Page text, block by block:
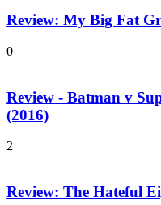
Review: My Big Fat
0
Review - Batman v
(2016)
2
Review: The Hateful